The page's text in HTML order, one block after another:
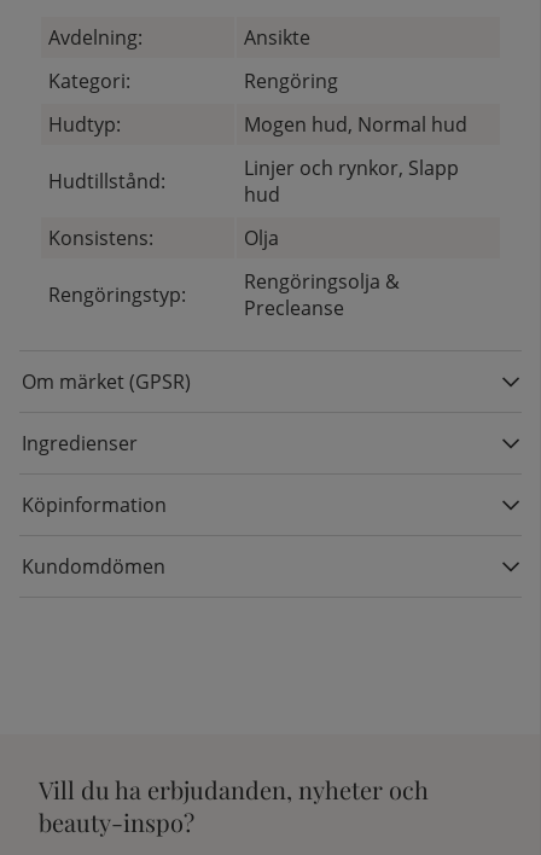
Avdelning:
Ansikte
Kategori:
Rengöring
Hudtyp:
Mogen hud, Normal hud
Hudtillstånd:
Linjer och rynkor, Slapp
hud
Konsistens:
Olja
Rengöringstyp:
Rengöringsolja &
Precleanse
Om märket (GPSR)
Ingredienser
Köpinformation
Kundomdömen
Vill du ha erbjudanden, nyheter och
beauty-inspo?